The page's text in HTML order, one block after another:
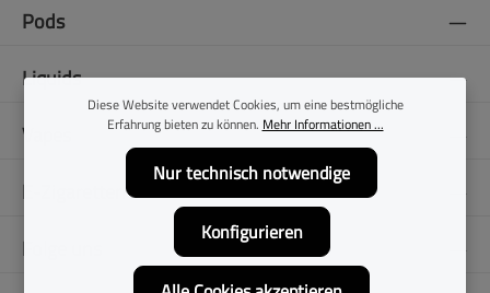
Pods
Liquids
Vapes
E-Zigaretten
Folge uns
Diese Website verwendet Cookies, um eine bestmögliche
Erfahrung bieten zu können. Mehr Informationen ...
Nur technisch notwendige
Konfigurieren